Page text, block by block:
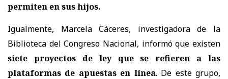
permiten en sus hijos.
Igualmente, Marcela Cáceres, investigadora de la
Biblioteca del Congreso Nacional, informó que existen
siete proyectos de ley que se refieren a las
plataformas de apuestas en línea. De este grupo,